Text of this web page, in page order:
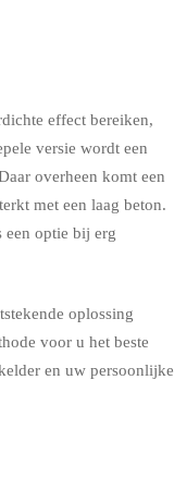
effect bereiken,
versie wordt een
overheen komt een
met een laag beton.
optie bij erg
oplossing
voor u het beste
en uw persoonlijke